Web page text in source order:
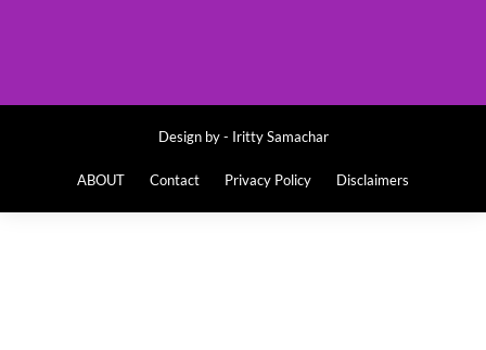
Design by - Iritty Samachar
ABOUT Contact Privacy Policy Disclaimers